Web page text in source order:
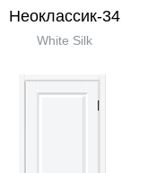
Неоклассик-34
White Silk